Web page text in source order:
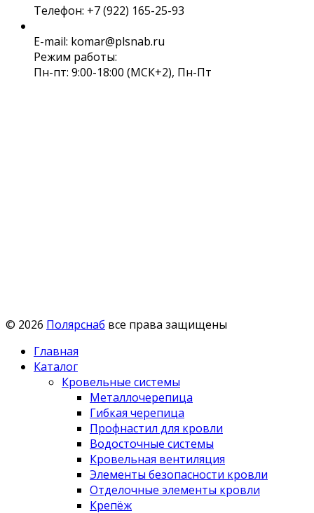
Телефон: +7 (922) 165-25-93
E-mail: komar@plsnab.ru
Режим работы:
Пн-пт: 9:00-18:00 (МСК+2), Пн-Пт
© 2026 Полярснаб все права защищены
Главная
Каталог
Кровельные системы
Металлочерепица
Гибкая черепица
Профнастил для кровли
Водосточные системы
Кровельная вентиляция
Элементы безопасности кровли
Отделочные элементы кровли
Крепёж